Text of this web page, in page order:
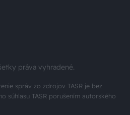
práva vyhradené.
správ zo zdrojov TASR je bez
súhlasu TASR porušením autorského